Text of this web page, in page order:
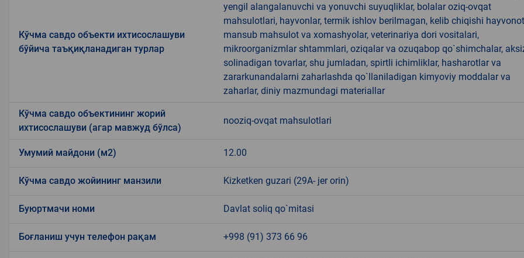
Кўчма савдо объекти ихтисослашуви
бўйича таъқиқланадиган турлар
yengil alangalanuvchi va yonuvchi suyuqliklar, bolalar oziq-ovqat
mahsulotlari, hayvonlar, termik ishlov berilmagan, kelib chiqishi
mansub mahsulot va xomashyolar, veterinariya dori vositalari,
mikroorganizmlar shtammlari, oziqalar va ozuqabop qo`shimchalar,
solinadigan tovarlar, shu jumladan, spirtli ichimliklar, hasharotlar va
zararkunandalarni zaharlashda qo`llaniladigan kimyoviy moddalar va
zaharlar, diniy mazmundagi materiallar
Кўчма савдо объектининг жорий
ихтисослашуви (агар мавжуд бўлса)
nooziq-ovqat mahsulotlari
Умумий майдони (м2) 12.00
Кўчма савдо жойининг манзили Kizketken guzari (29A- jer orin)
Буюртмачи номи Davlat soliq qo`mitasi
Боғланиш учун телефон рақам +998 (91) 373 66 96